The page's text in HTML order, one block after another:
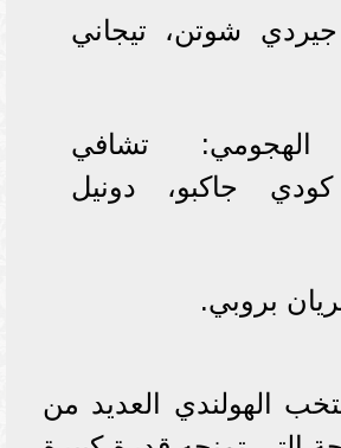
شوتن، تيجاني
الهجومي: تشافي
جاكبو، دونيل
بروبي.
الهولندي العديد من